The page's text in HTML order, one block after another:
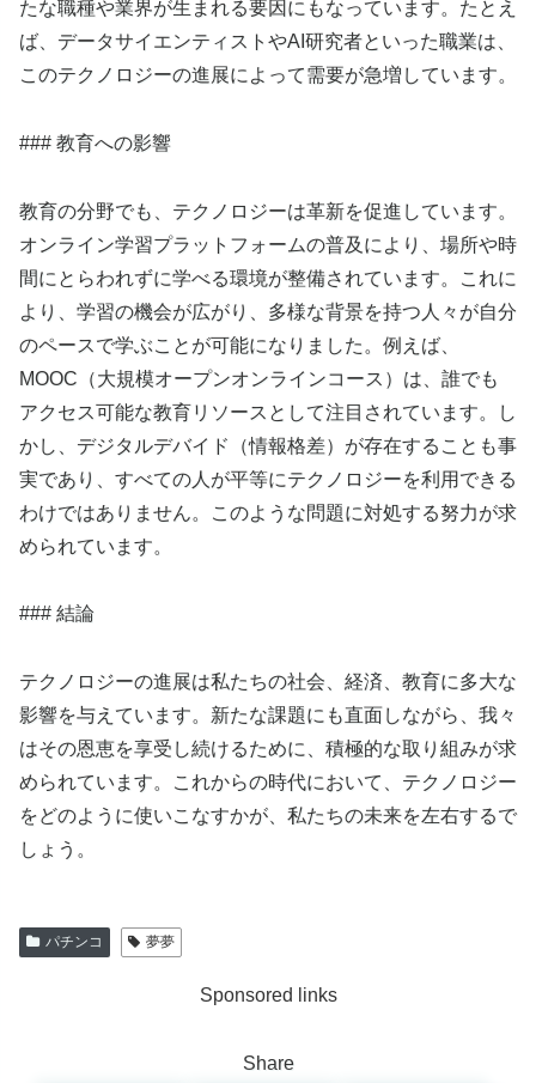
たな職種や業界が生まれる要因にもなっています。たとえ
ば、データサイエンティストやAI研究者といった職業は、
このテクノロジーの進展によって需要が急増しています。
### 教育への影響
教育の分野でも、テクノロジーは革新を促進しています。
オンライン学習プラットフォームの普及により、場所や時
間にとらわれずに学べる環境が整備されています。これに
より、学習の機会が広がり、多様な背景を持つ人々が自分
のペースで学ぶことが可能になりました。例えば、
MOOC（大規模オープンオンラインコース）は、誰でも
アクセス可能な教育リソースとして注目されています。し
かし、デジタルデバイド（情報格差）が存在することも事
実であり、すべての人が平等にテクノロジーを利用できる
わけではありません。このような問題に対処する努力が求
められています。
### 結論
テクノロジーの進展は私たちの社会、経済、教育に多大な
影響を与えています。新たな課題にも直面しながら、我々
はその恩恵を享受し続けるために、積極的な取り組みが求
められています。これからの時代において、テクノロジー
をどのように使いこなすかが、私たちの未来を左右するで
しょう。
パチンコ 夢夢
Sponsored links
Share